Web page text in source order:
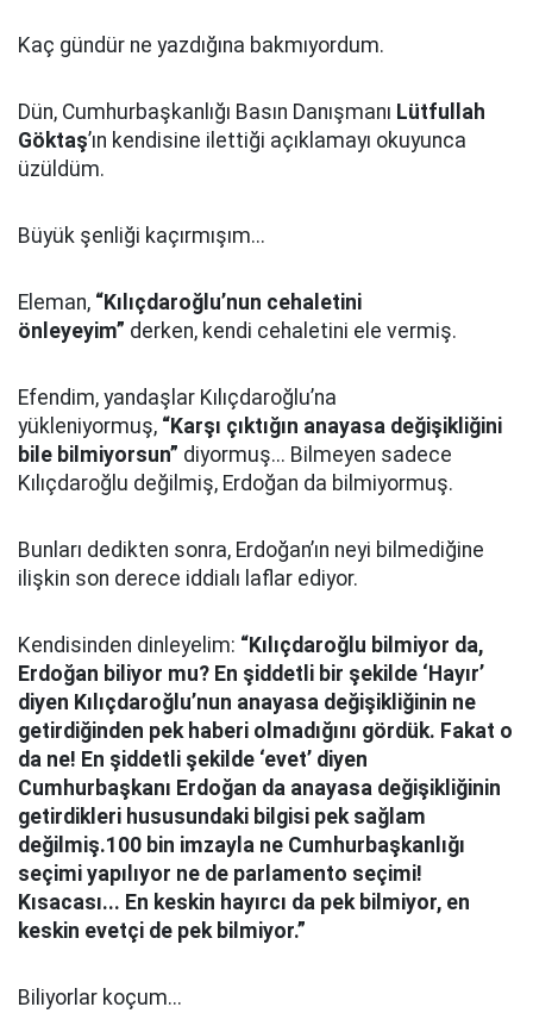
Kaç gündür ne yazdığına bakmıyordum.
Dün, Cumhurbaşkanlığı Basın Danışmanı Lütfullah
Göktaş’ın kendisine ilettiği açıklamayı okuyunca
üzüldüm.
Büyük şenliği kaçırmışım...
Eleman, “Kılıçdaroğlu’nun cehaletini
önleyeyim” derken, kendi cehaletini ele vermiş.
Efendim, yandaşlar Kılıçdaroğlu’na
yükleniyormuş, “Karşı çıktığın anayasa değişikliğini
bile bilmiyorsun” diyormuş... Bilmeyen sadece
Kılıçdaroğlu değilmiş, Erdoğan da bilmiyormuş.
Bunları dedikten sonra, Erdoğan’ın neyi bilmediğine
ilişkin son derece iddialı laflar ediyor.
Kendisinden dinleyelim: “Kılıçdaroğlu bilmiyor da,
Erdoğan biliyor mu? En şiddetli bir şekilde ‘Hayır’
diyen Kılıçdaroğlu’nun anayasa değişikliğinin ne
getirdiğinden pek haberi olmadığını gördük. Fakat o
da ne! En şiddetli şekilde ‘evet’ diyen
Cumhurbaşkanı Erdoğan da anayasa değişikliğinin
getirdikleri hususundaki bilgisi pek sağlam
değilmiş.100 bin imzayla ne Cumhurbaşkanlığı
seçimi yapılıyor ne de parlamento seçimi!
Kısacası... En keskin hayırcı da pek bilmiyor, en
keskin evetçi de pek bilmiyor.”
Biliyorlar koçum...